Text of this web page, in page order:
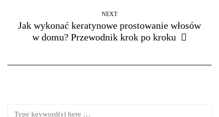
NEXT
Jak wykonać keratynowe prostowanie włosów
w domu? Przewodnik krok po kroku